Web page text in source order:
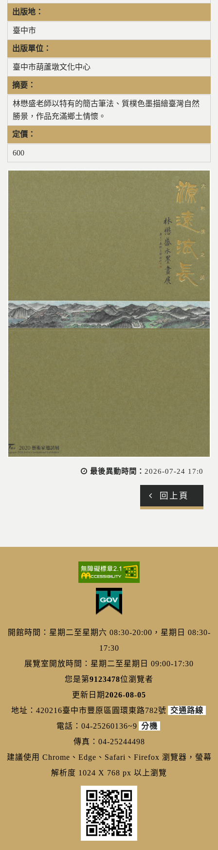
出版地：
臺中市
出版單位：
臺中市葫蘆墩文化中心
摘要：
林懋盛老師以特有的簡古筆法、質樸色墨描繪臺灣自然
勝景，作品充滿鄉土情懷。
定價：
600
最後異動時間： 2026-07-24 17:0
回上頁
開館時間：星期二至星期六 08:30-20:00，星期日 08:30-
17:30
展覽室開放時間：星期二至星期日 09:00-17:30
您是第9123478位瀏覽者
更新日期2026-08-05
地址：420216臺中市豐原區圓環東路782號 交通路線
電話：04-25260136~9 分機
傳真：04-25244498
建議使用 Chrome、Edge、Safari、Firefox 瀏覽器，螢幕
解析度 1024 X 768 px 以上瀏覽